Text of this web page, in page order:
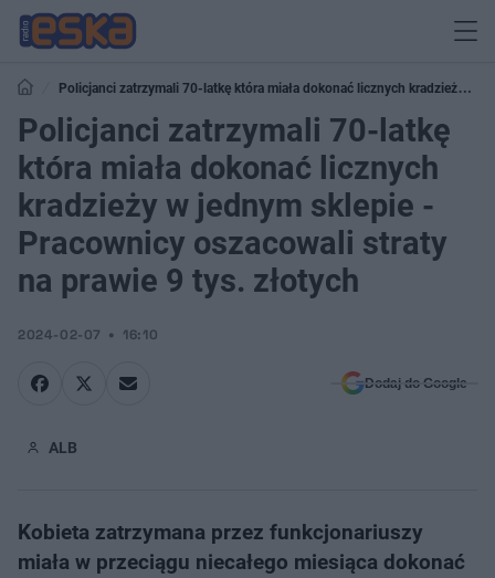
Policjanci zatrzymali 70-latkę która miała dokonać licznych kradzieży w
jednym sklepie - Pracownicy oszacowali straty na prawie 9 tys. złotych
Policjanci zatrzymali 70-latkę
która miała dokonać licznych
kradzieży w jednym sklepie -
Pracownicy oszacowali straty
na prawie 9 tys. złotych
2024-02-07 16:10
Dodaj do Google
ALB
Kobieta zatrzymana przez funkcjonariuszy
miała w przeciągu niecałego miesiąca dokonać